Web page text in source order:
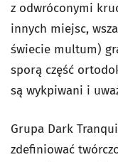
z odwróconymi
innych miejsc,
świecie multum)
sporą część
są wykpiwani i
Grupa Dark
zdefiniować